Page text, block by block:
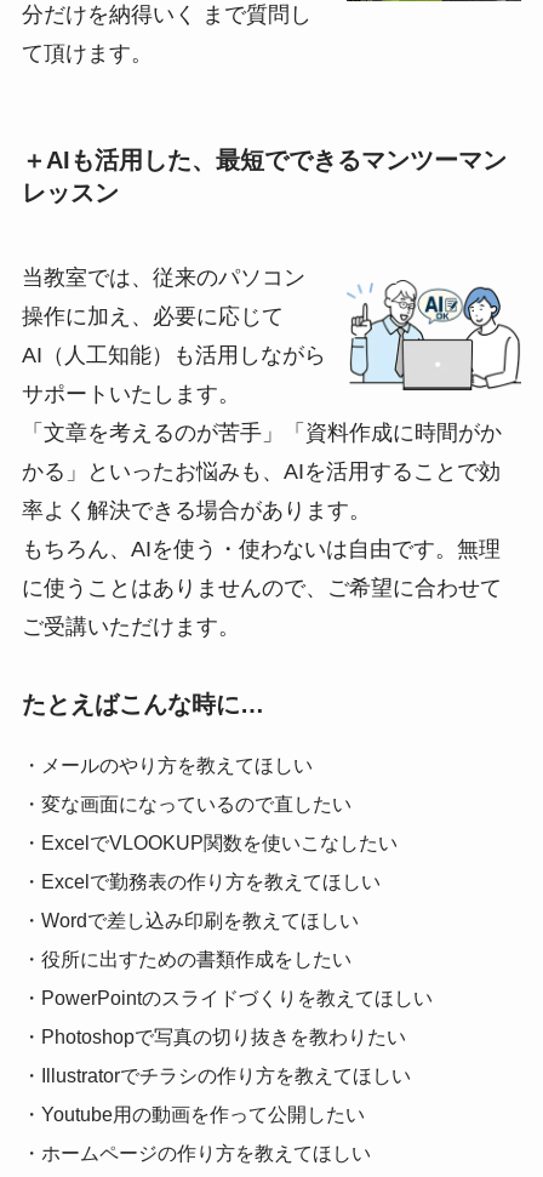
分だけを納得いく まで質問し
て頂けます。
＋AIも活用した、最短でできるマンツーマン
レッスン
当教室では、従来のパソコン
操作に加え、必要に応じて
AI（人工知能）も活用しながら
サポートいたします。
「文章を考えるのが苦手」「資料作成に時間がか
かる」といったお悩みも、AIを活用することで効
率よく解決できる場合があります。
もちろん、AIを使う・使わないは自由です。無理
に使うことはありませんので、ご希望に合わせて
ご受講いただけます。
たとえばこんな時に…
・メールのやり方を教えてほしい
・変な画面になっているので直したい
・ExcelでVLOOKUP関数を使いこなしたい
・Excelで勤務表の作り方を教えてほしい
・Wordで差し込み印刷を教えてほしい
・役所に出すための書類作成をしたい
・PowerPointのスライドづくりを教えてほしい
・Photoshopで写真の切り抜きを教わりたい
・Illustratorでチラシの作り方を教えてほしい
・Youtube用の動画を作って公開したい
・ホームページの作り方を教えてほしい